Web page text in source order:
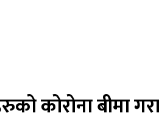
कोरोना बीमा